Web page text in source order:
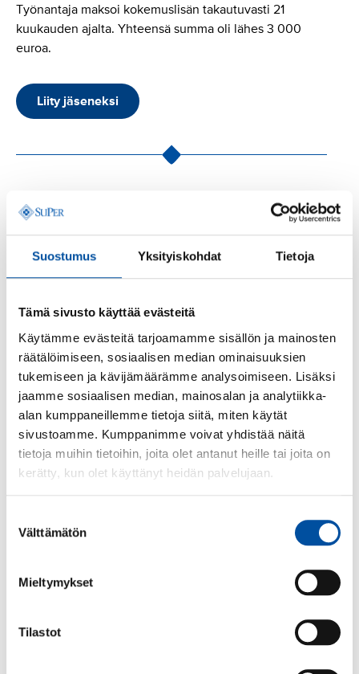
Suostumus Yksityiskohdat Tietoja
Tämä sivusto käyttää evästeitä
Käytämme evästeitä tarjoamamme sisällön ja mainosten
räätälöimiseen, sosiaalisen median ominaisuuksien
tukemiseen ja kävijämäärämme analysoimiseen. Lisäksi
jaamme sosiaalisen median, mainosalan ja analytiikka-
alan kumppaneillemme tietoja siitä, miten käytät
sivustoamme. Kumppanimme voivat yhdistää näitä
tietoja muihin tietoihin, joita olet antanut heille tai joita on
kerätty, kun olet käyttänyt heidän palvelujaan.
valinta
Välttämätön
Mieltymykset
Tilastot
Työnantaja maksoi kokemuslisän takautuvasti 21
kuukauden ajalta. Yhteensä summa oli lähes 3 000
euroa.
Liity jäseneksi
Lue seuraavaksi
SuPer-voitto
yhteydessä